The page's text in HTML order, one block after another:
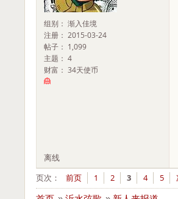
组别： 渐入佳境
注册： 2015-03-24
帖子： 1,099
主题： 4
财富： 34天使币
离线
页次：
前页 1 2 3 4 5